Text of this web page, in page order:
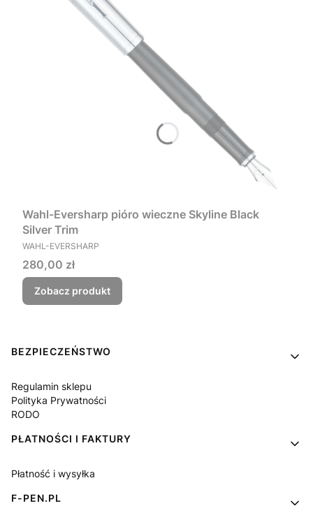
Wahl-Eversharp pióro wieczne Skyline Black
Silver Trim
PRODUCENT
WAHL-EVERSHARP
Cena
280,00 zł
Zobacz produkt
Linki w stopce
BEZPIECZEŃSTWO
Regulamin sklepu
Polityka Prywatności
RODO
PŁATNOŚCI I FAKTURY
Płatność i wysyłka
F-PEN.PL